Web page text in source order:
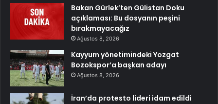
Bakan Gürlek’ten Gülistan Doku
açıklaması: Bu dosyanın peşini
bırakmayacağız
Ağustos 8, 2026
Kayyum yönetimindeki Yozgat
Bozokspor’a başkan adayı
Ağustos 8, 2026
İran’da protesto lideri idam edildi